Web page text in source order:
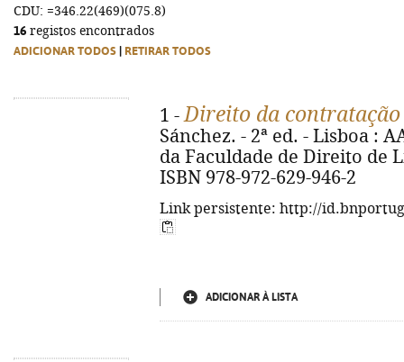
CDU: =346.22(469)(075.8)
16 registos encontrados
ADICIONAR TODOS RETIRAR TODOS
1 -Direito da
Sánchez. - 2ª ed. - Lisboa :
da Faculdade de Direito de
ISBN 978-972-629-946-2
Link persistente: http://
ADICIONAR À LISTA